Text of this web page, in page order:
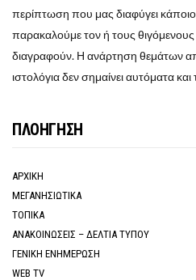
περίπτωση που μας διαφύγει
παρακαλούμε τον ή τους
διαγραφούν. Η ανάρτηση θεμάτων
ιστολόγια δεν σημαίνει αυτόματα
ΠΛΟΗΓΗΣΗ
ΑΡΧΙΚΗ
ΜΕΓΑΝΗΣΙΩΤΙΚΑ
ΤΟΠΙΚΑ
ΑΝΑΚΟΙΝΩΣΕΙΣ – ΔΕΛΤΙΑ ΤΥΠΟΥ
ΓΕΝΙΚΗ ΕΝΗΜΕΡΩΣΗ
WEB TV